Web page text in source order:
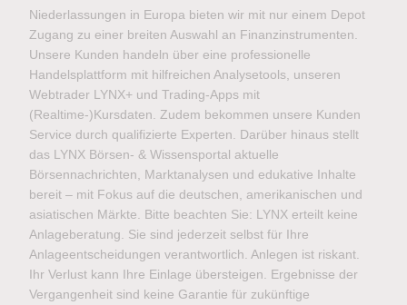
Niederlassungen in Europa bieten wir mit nur einem Depot
Zugang zu einer breiten Auswahl an Finanzinstrumenten.
Unsere Kunden handeln über eine professionelle
Handelsplattform mit hilfreichen Analysetools, unseren
Webtrader LYNX+ und Trading-Apps mit
(Realtime-)Kursdaten. Zudem bekommen unsere Kunden
Service durch qualifizierte Experten. Darüber hinaus stellt
das LYNX Börsen- & Wissensportal aktuelle
Börsennachrichten, Marktanalysen und edukative Inhalte
bereit – mit Fokus auf die deutschen, amerikanischen und
asiatischen Märkte. Bitte beachten Sie: LYNX erteilt keine
Anlageberatung. Sie sind jederzeit selbst für Ihre
Anlageentscheidungen verantwortlich. Anlegen ist riskant.
Ihr Verlust kann Ihre Einlage übersteigen. Ergebnisse der
Vergangenheit sind keine Garantie für zukünftige